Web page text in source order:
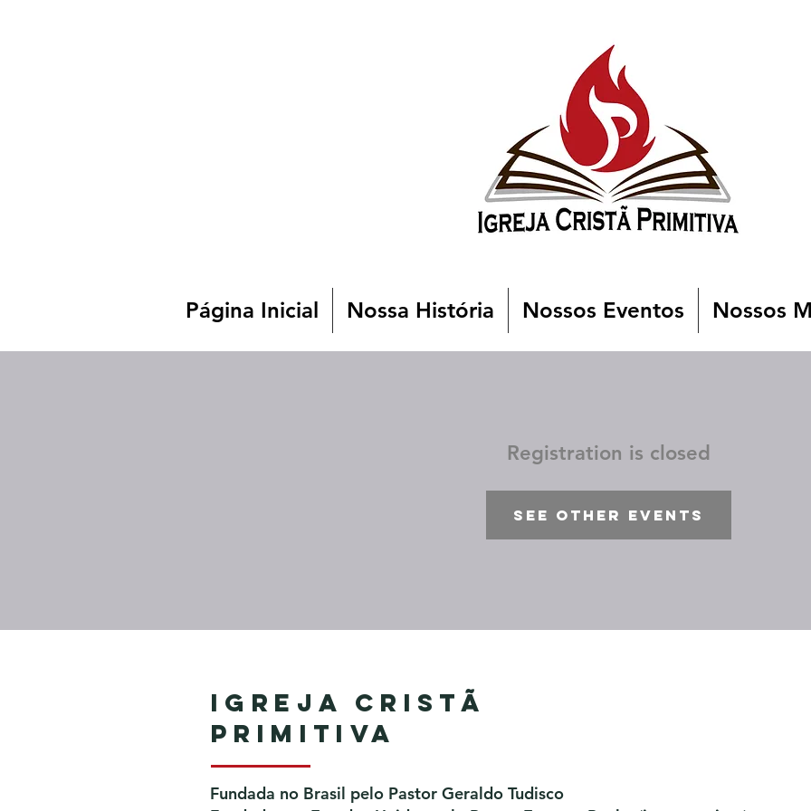
Página Inicial Nossa História Nossos Eventos Nossos
Registration is closed
See other events
Igreja Cristã
Primitiva
Fundada no Brasil pelo Pastor Geraldo Tudisco